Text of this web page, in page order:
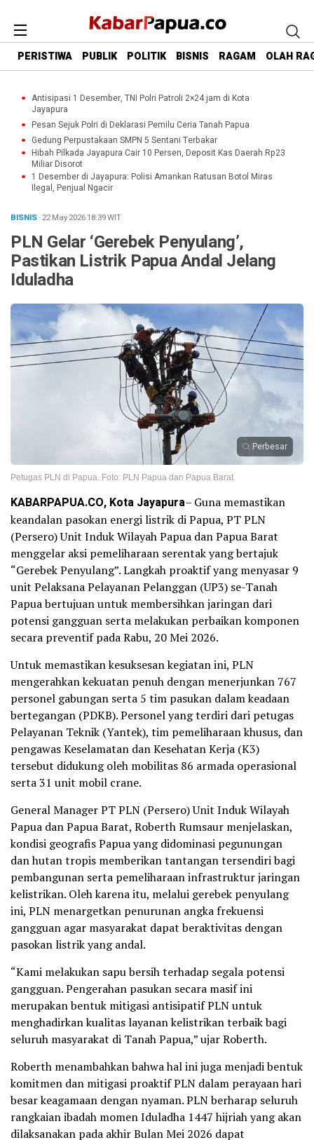
PERISTIWA PUBLIK POLITIK BISNIS RAGAM OLAH
Antisipasi 1 Desember, TNI Polri Patroli 2×24 jam di Kota
Jayapura
Pesan Sejuk Polri di Deklarasi Pemilu Ceria Tanah Papua
Gedung Perpustakaan SMPN 5 Sentani Terbakar
Hibah Pilkada Jayapura Cair 10 Persen, Deposit Kas Daerah Rp23
Miliar Disorot
1 Desember di Jayapura: Polisi Amankan Ratusan Botol Miras
Ilegal, Penjual Ngacir
BISNIS· 22 May 202618:39WIT
PLN Gelar ‘Gerebek Penyulang’,
Pastikan Listrik Papua Andal Jelang
Iduladha
Perbesar
Petugas PLN di Papua. Foto: PLN Papua dan Papua Barat.
KABARPAPUA.CO, Kota Jayapura– Guna memastikan
keandalan pasokan energi listrik di Papua, PT PLN
(Persero) Unit Induk Wilayah Papua dan Papua Barat
menggelar aksi pemeliharaan serentak yang bertajuk
“Gerebek Penyulang”. Langkah proaktif yang menyasar 9
unit Pelaksana Pelayanan Pelanggan (UP3) se-Tanah
Papua bertujuan untuk membersihkan jaringan dari
potensi gangguan serta melakukan perbaikan komponen
secara preventif pada Rabu, 20 Mei 2026.
Untuk memastikan kesuksesan kegiatan ini, PLN
mengerahkan kekuatan penuh dengan menerjunkan 767
personel gabungan serta 5 tim pasukan dalam keadaan
bertegangan (PDKB). Personel yang terdiri dari petugas
Pelayanan Teknik (Yantek), tim pemeliharaan khusus, dan
pengawas Keselamatan dan Kesehatan Kerja (K3)
tersebut didukung oleh mobilitas 86 armada operasional
serta 31 unit mobil crane.
General Manager PT PLN (Persero) Unit Induk Wilayah
Papua dan Papua Barat, Roberth Rumsaur menjelaskan,
kondisi geografis Papua yang didominasi pegunungan
dan hutan tropis memberikan tantangan tersendiri bagi
pembangunan serta pemeliharaan infrastruktur jaringan
kelistrikan. Oleh karena itu, melalui gerebek penyulang
ini, PLN menargetkan penurunan angka frekuensi
gangguan agar masyarakat dapat beraktivitas dengan
pasokan listrik yang andal.
“Kami melakukan sapu bersih terhadap segala potensi
gangguan. Pengerahan pasukan secara masif ini
merupakan bentuk mitigasi antisipatif PLN untuk
menghadirkan kualitas layanan kelistrikan terbaik bagi
seluruh masyarakat di Tanah Papua,” ujar Roberth.
Roberth menambahkan bahwa hal ini juga menjadi bentuk
komitmen dan mitigasi proaktif PLN dalam perayaan hari
besar keagamaan dengan nyaman. PLN berharap seluruh
rangkaian ibadah momen Iduladha 1447 hijriah yang akan
dilaksanakan pada akhir Bulan Mei 2026 dapat